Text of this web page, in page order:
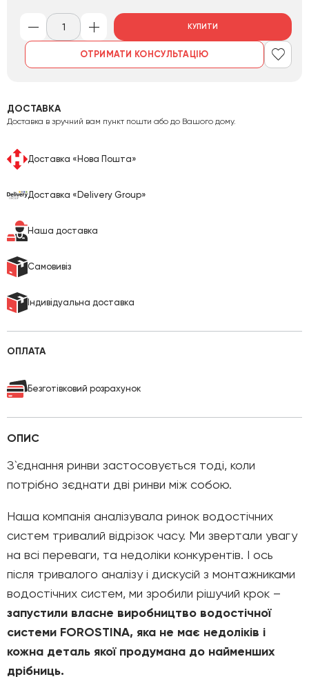
КУПИТИ
ОТРИМАТИ КОНСУЛЬТАЦІЮ
ДОСТАВКА
Доставка в зручний вам пункт пошти або до Вашого дому.
Доставка «Нова Пошта»
Доставка «Delivery Group»
Наша доставка
Cамовивіз
Індивідуальна доставка
ОПЛАТА
Безготівковий розрахунок
ОПИС
З`єднання ринви застосовується тоді, коли
потрібно зєднати дві ринви між собою.
Наша компанія аналізувала ринок водостічних
систем тривалий відрізок часу. Ми звертали увагу
на всі переваги, та недоліки конкурентів. І ось
після тривалого аналізу і дискусій з монтажниками
водостічних систем, ми зробили рішучий крок –
запустили власне виробництво водостічної
системи FOROSTINA, яка не має недоліків і
кожна деталь якої продумана до найменших
дрібниць.